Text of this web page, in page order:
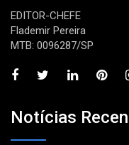
EDITOR-CHEFE
Flademir Pereira
MTB: 0096287/SP
Notícias